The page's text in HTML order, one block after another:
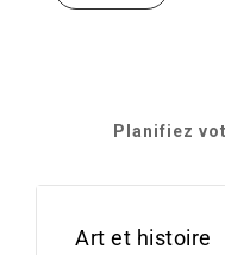
Planifiez
Art et histoire